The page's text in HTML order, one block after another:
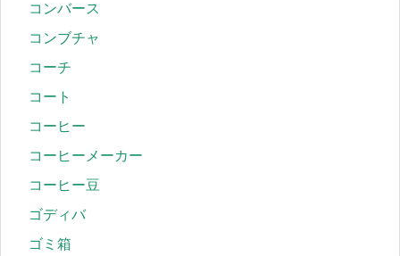
コンバース
コンブチャ
コーチ
コート
コーヒー
コーヒーメーカー
コーヒー豆
ゴディバ
ゴミ箱